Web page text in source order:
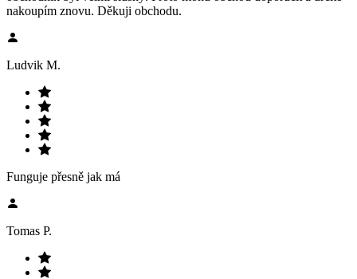
nakoupím znovu. Děkuji obchodu.
Ludvik M.
Funguje přesně jak má
Tomas P.